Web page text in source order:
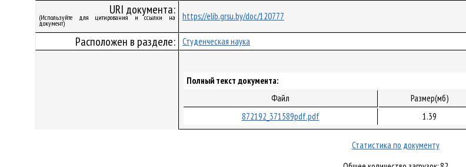
URI документа:
(Используйте для цитирования и ссылки на
документ)
https://elib.grsu.by/doc/120777
Расположен в разделе: Студенческая наука
Полный текст документа:
Файл
Размер(мб)
872192_371589pdf.pdf
1.39
Статистика по документу